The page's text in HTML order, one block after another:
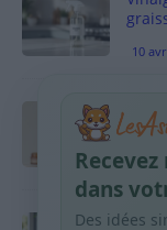
10
9
dans
Des idées